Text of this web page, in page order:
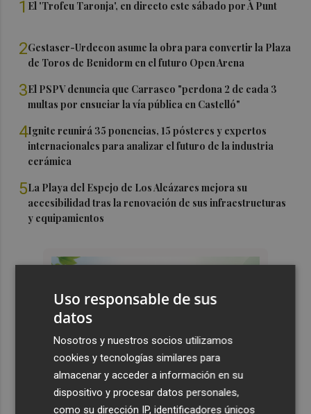
1 El 'Trofeu Taronja', en directo este sábado por À Punt
2Gestaser-Urdecon asume la obra para convertir la Plaza
de Toros de Benidorm en el futuro Open Arena
3El PSPV denuncia que Carrasco "perdona 2 de cada 3
multas por ensuciar la vía pública en Castelló"
4Ignite reunirá 35 ponencias, 15 pósteres y expertos
internacionales para analizar el futuro de la industria
cerámica
5La Playa del Espejo de Los Alcázares mejora su
accesibilidad tras la renovación de sus infraestructuras
y equipamientos
Uso responsable de sus
datos
Nosotros y nuestros socios utilizamos
cookies y tecnologías similares para
almacenar y acceder a información en su
dispositivo y procesar datos personales,
como su dirección IP, identificadores únicos